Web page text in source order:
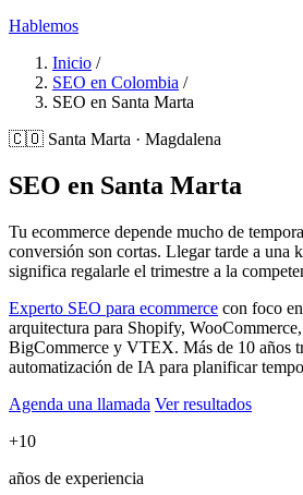
Hablemos
Inicio /
SEO en Colombia /
SEO en Santa Marta
🇨🇴 Santa Marta · Magdalena
SEO en Santa Marta
Tu ecommerce depende mucho de
conversión son cortas. Llegar tarde a una
significa regalarle el trimestre a la
Experto SEO para ecommerce con foco
arquitectura para Shopify,
BigCommerce y VTEX. Más de 10 años
automatización de IA para planificar
Agenda una llamada Ver resultados
+10
años de experiencia